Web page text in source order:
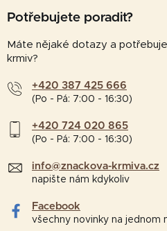
Potřebujete poradit?
Máte nějaké dotazy a
krmiv?
+420 387 425 666
(Po - Pá: 7:00 - 16:30)
+420 724 020 865
(Po - Pá: 7:00 - 16:30)
info@znackova-krmiva.cz
napište nám kdykoliv
Facebook
všechny novinky na jednom